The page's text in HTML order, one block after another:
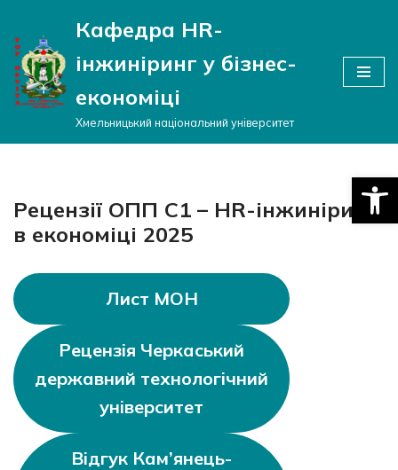
Перейти
до
вмісту
Кафедра HR-
інжиніринг у бізнес-
економіці
Хмельницький національний університет
Рецензії ОПП C1 – HR-інжиніринг
в економіці 2025
Лист МОН
Рецензія Черкаський
державний технологічний
університет
Відгук Кам’янець-